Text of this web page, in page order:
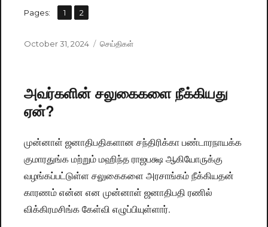
Pages: Page
1 ,
Page
2
Posted
October 31, 2024 Categories
செய்திகள்
அவர்களின் சலுகைகளை நீக்கியது
ஏன்?
முன்னாள் ஜனாதிபதிகளான சந்திரிக்கா பண்டாரநாயக்க
குமாரதுங்க மற்றும் மஹிந்த ராஜபக்ஷ ஆகியோருக்கு
வழங்கப்பட்டுள்ள சலுகைகளை அரசாங்கம் நீக்கியதன்
காரணம் என்ன என முன்னாள் ஜனாதிபதி ரணில்
விக்கிரமசிங்க கேள்வி எழுப்பியுள்ளார்.